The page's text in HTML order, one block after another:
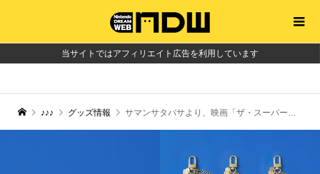
当サイトではアフィリエイト広告を利用しています
♪♪♪ グッズ情報 サマンサタバサより、映画「ザ・スーパーマリオギャラクシー・ムービー」のコラボアイテムが登場！